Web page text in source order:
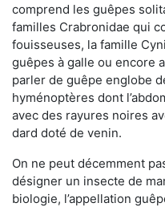
comprend les guêpes
familles Crabronidae qui
fouisseuses, la famille
guêpes à galle ou encore
parler de guêpe englobe
hyménoptères dont
avec des rayures noires
dard doté de venin.
On ne peut décemment
désigner un insecte de
biologie, l’appellation